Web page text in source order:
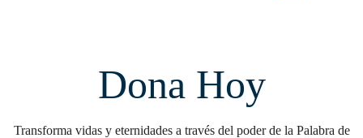
Dona Hoy
Transforma vidas y eternidades a través del poder de la Palabra de